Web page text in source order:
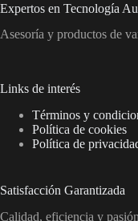
Expertos en Tecnología
Asesoría y productos de
Links de interés
Términos y
Política de cookies
Política de
Satisfacción Garantizada
Calidad, eficiencia y